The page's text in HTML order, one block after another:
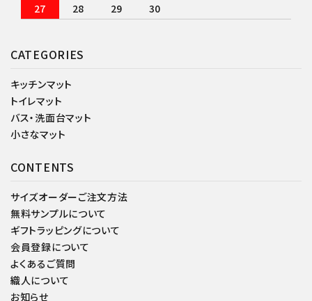
CATEGORIES
キッチンマット
トイレマット
バス・洗面台マット
小さなマット
CONTENTS
サイズオーダーご注文方法
無料サンプルについて
ギフトラッピングについて
会員登録について
よくあるご質問
織人について
お知らせ
27
28 29 30